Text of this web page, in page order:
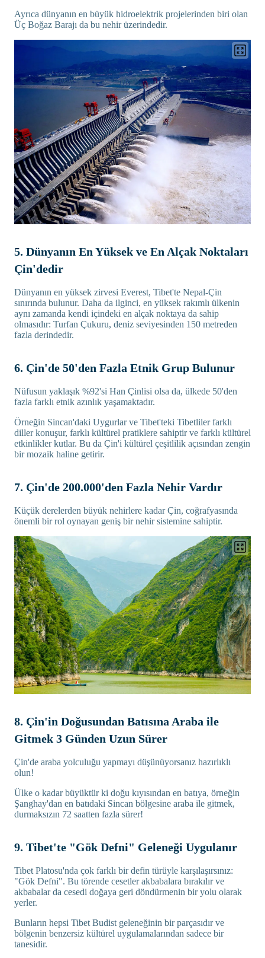
Ayrıca dünyanın en büyük hidroelektrik projelerinden biri olan
Üç Boğaz Barajı da bu nehir üzerindedir.
5. Dünyanın En Yüksek ve En Alçak Noktaları
Çin'dedir
Dünyanın en yüksek zirvesi Everest, Tibet'te Nepal-Çin
sınırında bulunur. Daha da ilginci, en yüksek rakımlı ülkenin
aynı zamanda kendi içindeki en alçak noktaya da sahip
olmasıdır: Turfan Çukuru, deniz seviyesinden 150 metreden
fazla derindedir.
6. Çin'de 50'den Fazla Etnik Grup Bulunur
Nüfusun yaklaşık %92'si Han Çinlisi olsa da, ülkede 50'den
fazla farklı etnik azınlık yaşamaktadır.
Örneğin Sincan'daki Uygurlar ve Tibet'teki Tibetliler farklı
diller konuşur, farklı kültürel pratiklere sahiptir ve farklı kültürel
etkinlikler kutlar. Bu da Çin'i kültürel çeşitlilik açısından zengin
bir mozaik haline getirir.
7. Çin'de 200.000'den Fazla Nehir Vardır
Küçük derelerden büyük nehirlere kadar Çin, coğrafyasında
önemli bir rol oynayan geniş bir nehir sistemine sahiptir.
8. Çin'in Doğusundan Batısına Araba ile
Gitmek 3 Günden Uzun Sürer
Çin'de araba yolculuğu yapmayı düşünüyorsanız hazırlıklı
olun!
Ülke o kadar büyüktür ki doğu kıyısından en batıya, örneğin
Şanghay'dan en batıdaki Sincan bölgesine araba ile gitmek,
durmaksızın 72 saatten fazla sürer!
9. Tibet'te "Gök Defni" Geleneği Uygulanır
Tibet Platosu'nda çok farklı bir defin türüyle karşılaşırsınız:
"Gök Defni". Bu törende cesetler akbabalara bırakılır ve
akbabalar da cesedi doğaya geri döndürmenin bir yolu olarak
yerler.
Bunların hepsi Tibet Budist geleneğinin bir parçasıdır ve
bölgenin benzersiz kültürel uygulamalarından sadece bir
tanesidir.